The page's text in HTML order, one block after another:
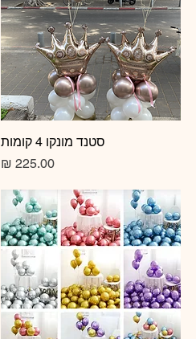
תצוגה מהירה
סטנד מונקו 4 קומות
מחיר‏225.00 ‏₪